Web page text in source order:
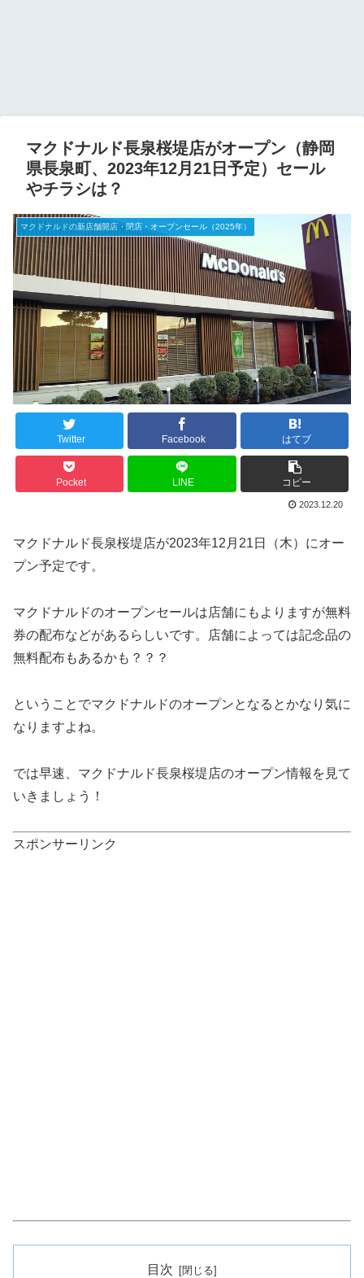
マクドナルド長泉桜堤店がオープン（静岡
県長泉町、2023年12月21日予定）セール
やチラシは？
マクドナルドの新店舗開店・閉店・オープンセール（2025年）
Twitter Facebook はてブ
Pocket LINE コピー
2023.12.20
マクドナルド長泉桜堤店が2023年12月21日（木）にオー
プン予定です。
マクドナルドのオープンセールは店舗にもよりますが無料
券の配布などがあるらしいです。店舗によっては記念品の
無料配布もあるかも？？？
ということでマクドナルドのオープンとなるとかなり気に
なりますよね。
では早速、マクドナルド長泉桜堤店のオープン情報を見て
いきましょう！
スポンサーリンク
目次